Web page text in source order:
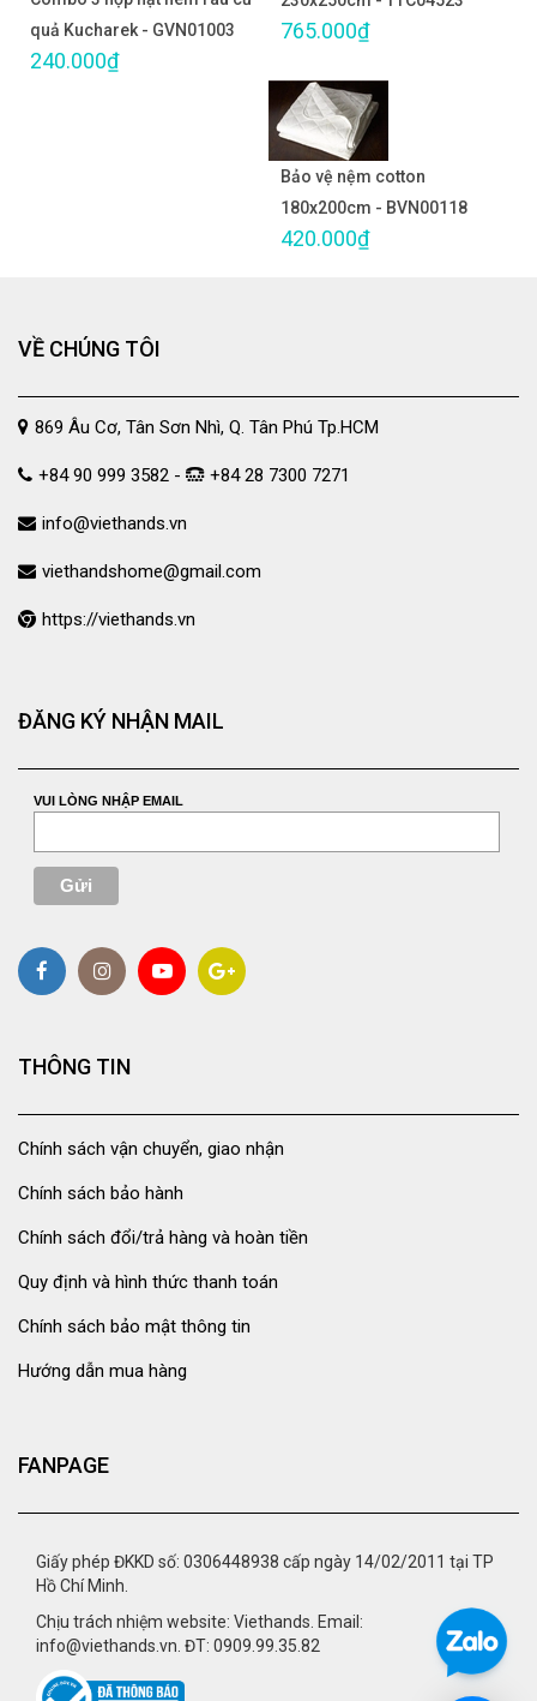
quả Kucharek - GVN01003
240.000₫
765.000₫
Bảo vệ nệm cotton
180x200cm - BVN00118
420.000₫
VỀ CHÚNG TÔI
869 Âu Cơ, Tân Sơn Nhì, Q. Tân Phú Tp.HCM
+84 90 999 3582 - +84 28 7300 7271
info@viethands.vn
viethandshome@gmail.com
https://viethands.vn
ĐĂNG KÝ NHẬN MAIL
VUI LÒNG NHẬP EMAIL
THÔNG TIN
Chính sách vận chuyển, giao nhận
Chính sách bảo hành
Chính sách đổi/trả hàng và hoàn tiền
Quy định và hình thức thanh toán
Chính sách bảo mật thông tin
Hướng dẫn mua hàng
FANPAGE
Giấy phép ĐKKD số: 0306448938 cấp ngày 14/02/2011 tại TP
Hồ Chí Minh.
Chịu trách nhiệm website: Viethands. Email:
info@viethands.vn. ĐT: 0909.99.35.82